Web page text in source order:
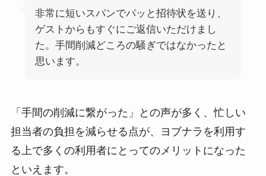
非常に短いスパンでパッと招待状を送り、
ゲストからもすぐにご返信いただけまし
た。手間削減どころの騒ぎではなかったと
思います。
「手間の削減に繋がった」との声が多く、忙しい
担当者の負担を減らせる点が、ヨブナラを利用す
る上で多くの利用者にとってのメリットになった
といえます。